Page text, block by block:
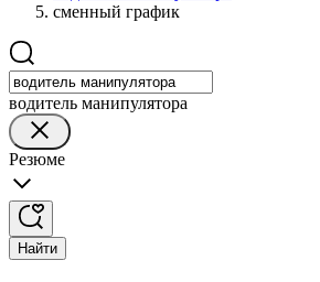
сменный график
водитель манипулятора
Резюме
Найти